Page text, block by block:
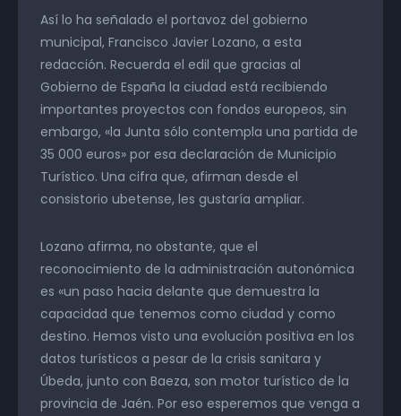
Así lo ha señalado el portavoz del gobierno
municipal, Francisco Javier Lozano, a esta
redacción. Recuerda el edil que gracias al
Gobierno de España la ciudad está recibiendo
importantes proyectos con fondos europeos, sin
embargo, «la Junta sólo contempla una partida de
35 000 euros» por esa declaración de Municipio
Turístico. Una cifra que, afirman desde el
consistorio ubetense, les gustaría ampliar.
Lozano afirma, no obstante, que el
reconocimiento de la administración autonómica
es «un paso hacia delante que demuestra la
capacidad que tenemos como ciudad y como
destino. Hemos visto una evolución positiva en los
datos turísticos a pesar de la crisis sanitara y
Úbeda, junto con Baeza, son motor turístico de la
provincia de Jaén. Por eso esperemos que venga a